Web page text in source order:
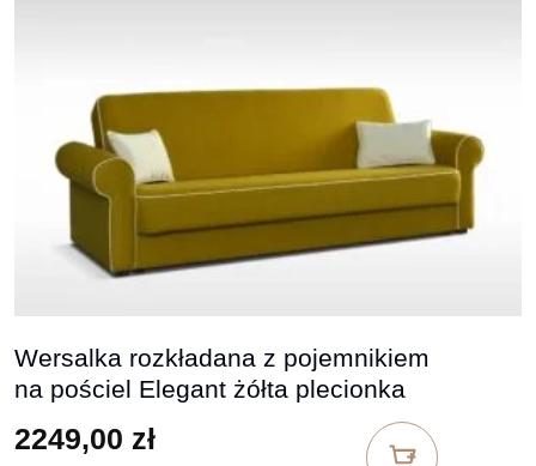
Wersalka rozkładana z pojemnikiem
na pościel Elegant żółta plecionka
2249,00 zł